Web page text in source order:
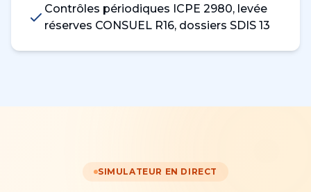
Contrôles périodiques ICPE 2980, levée
réserves CONSUEL R16, dossiers SDIS 13
SIMULATEUR EN DIRECT